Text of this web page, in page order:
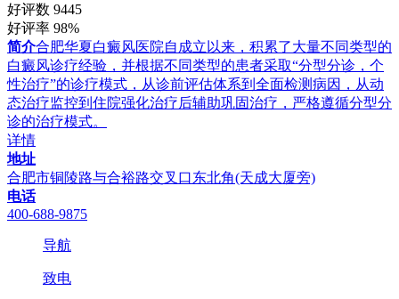
好评数 9445
好评率 98%
简介合肥华夏白癜风医院自成立以来，积累了大量不同类型的
白癜风诊疗经验，并根据不同类型的患者采取“分型分诊，个
性治疗”的诊疗模式，从诊前评估体系到全面检测病因，从动
态治疗监控到住院强化治疗后辅助巩固治疗，严格遵循分型分
诊的治疗模式。
详情
地址
合肥市铜陵路与合裕路交叉口东北角(天成大厦旁)
电话
400-688-9875
导航
致电